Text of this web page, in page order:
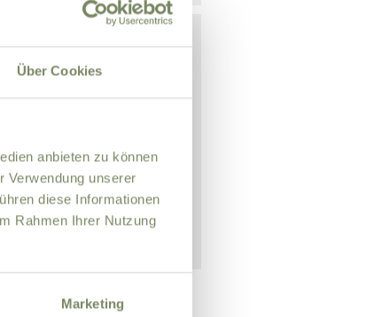
Über Cookies
anbieten zu können
Verwendung unserer
diese Informationen
Rahmen Ihrer Nutzung
Marketing